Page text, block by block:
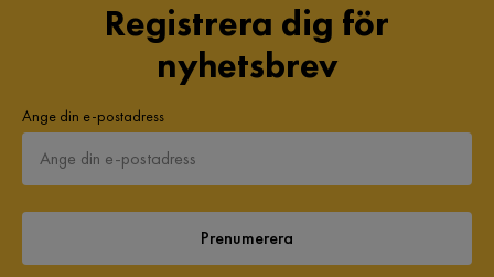
Registrera dig för
nyhetsbrev
Ange din e-postadress
Prenumerera